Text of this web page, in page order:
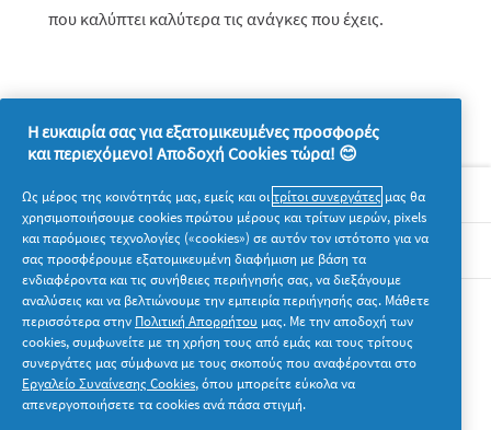
που καλύπτει καλύτερα τις ανάγκες που έχεις.
Σχετικά με την P&G
Νομικά
Ακολουθήστε μας
Η ευκαιρία σας για εξατομικευμένες προσφορές
και περιεχόμενο! Αποδοχή Cookies τώρα! 😊
Ως μέρος της κοινότητάς μας, εμείς και οιτρίτοι συνεργάτες μας θα
χρησιμοποιήσουμε cookies πρώτου μέρους και τρίτων μερών, pixels
και παρόμοιες τεχνολογίες («cookies») σε αυτόν τον ιστότοπο για να
σας προσφέρουμε εξατομικευμένη διαφήμιση με βάση τα
ενδιαφέροντα και τις συνήθειες περιήγησής σας, να διεξάγουμε
αναλύσεις και να βελτιώνουμε την εμπειρία περιήγησής σας. Μάθετε
περισσότερα στην Πολιτική Απορρήτου μας. Με την αποδοχή των
cookies, συμφωνείτε με τη χρήση τους από εμάς και τους τρίτους
συνεργάτες μας σύμφωνα με τους σκοπούς που αναφέρονται στο
Εργαλείο Συναίνεσης Cookies, όπου μπορείτε εύκολα να
απενεργοποιήσετε τα cookies ανά πάσα στιγμή.